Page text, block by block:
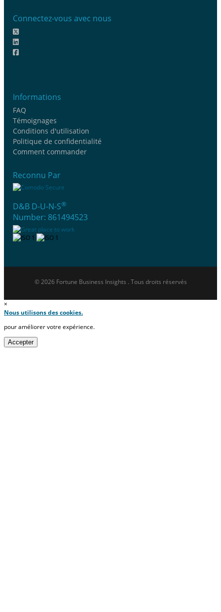
Connectez-vous avec nous
Informations
FAQ
Témoignages
Conditions d'utilisation
Politique de confidentialité
Comment commander
Reconnu Par
D&B D-U-N-S®
Number: 861494523
© 2026 Fortune Business Insights . Tous droits réservés
×
Nous utilisons des cookies.
pour améliorer votre expérience.
Accepter